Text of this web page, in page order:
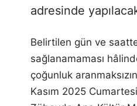
adresinde
Belirtilen gün ve
sağlanamaması
çoğunluk
Kasım 2025